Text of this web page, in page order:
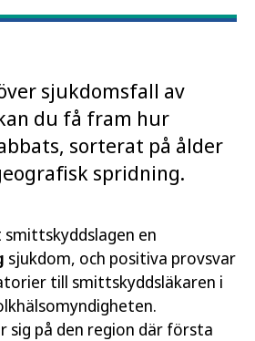
sjukdomsfall av
du få fram hur
sorterat på ålder
spridning.
en
sjukdom, och positiva provsvar
till smittskyddsläkaren i
sig på den region där första